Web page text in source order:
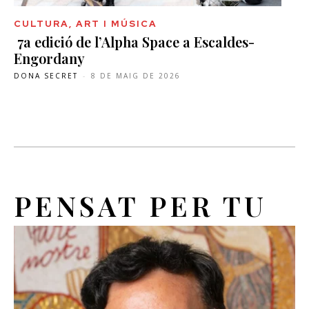
CULTURA, ART I MÚSICA
7a edició de l’Alpha Space a Escaldes-
Engordany
DONA SECRET - 8 DE MAIG DE 2026
PENSAT PER TU